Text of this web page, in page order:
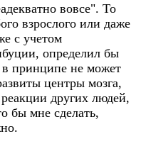
вовсе". То
взрослого или даже
с учетом
определил бы
в принципе не может
центры мозга,
других людей,
бы мне сделать,